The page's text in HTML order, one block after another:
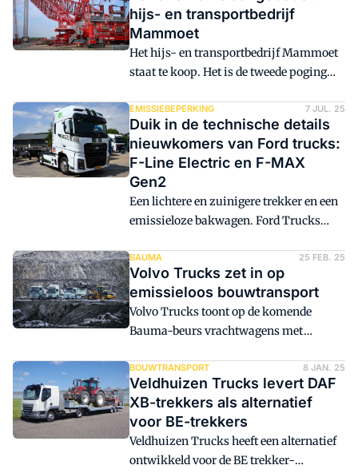
Mammoet een 3.100 ton zware Marion
8050-dragline over 27 kilometer binnen
de Peak Downs-kolenmijn in
Queensland. Door een slimme en veilige
record te vestigen: de klus werd in tien
dagen geklaard.
hijs- en transportbedrijf
Mammoet
Het hijs- en transportbedrijf Mammoet
staat te koop. Het is de tweede poging
doen. Wat de verkoop moet opleveren, is
niet bekend. Het FD schatte de waarde
van het bedrijf eerder op 1 miljard euro.
EMISSIEBEPERKING 7 JUL. 25
Duik in de technische details
nieuwkomers van Ford trucks:
F-Line Electric en F-MAX
Gen2
Een lichtere en zuinigere trekker en een
emissieloze bakwagen. Ford Trucks
Gen2 en de F-Line Electric. Tijd voor een
kennismaking.
BAUMA 25 FEB. 25
Volvo Trucks zet in op
emissieloos bouwtransport
Volvo Trucks toont op de komende
Bauma-beurs vrachtwagens met
waterstof-brandstofcellen en
hernieuwbare brandstoffen, zoals
(Bio-)LNG in verbrandingsmotoren.
Deze mix van technologieën vormt de
drie pijler-strategie van het bedrijf om
tegen 2040 netto-nul uitstoot te
BOUWTRANSPORT 8 JAN. 25
Veldhuizen Trucks levert DAF
XB-trekkers als alternatief
voor BE-trekkers
Veldhuizen Trucks heeft een alternatief
ontwikkeld voor de BE trekker-